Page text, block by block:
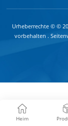
Urheberrechte © ©
vorbehalten .
Heim